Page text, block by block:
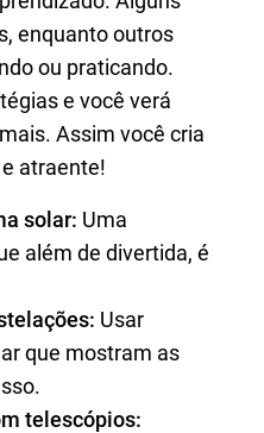
enquanto outros
ou praticando.
e você verá
Assim você cria
atraente!
solar: Uma
além de divertida, é
Usar
que mostram as
telescópios: